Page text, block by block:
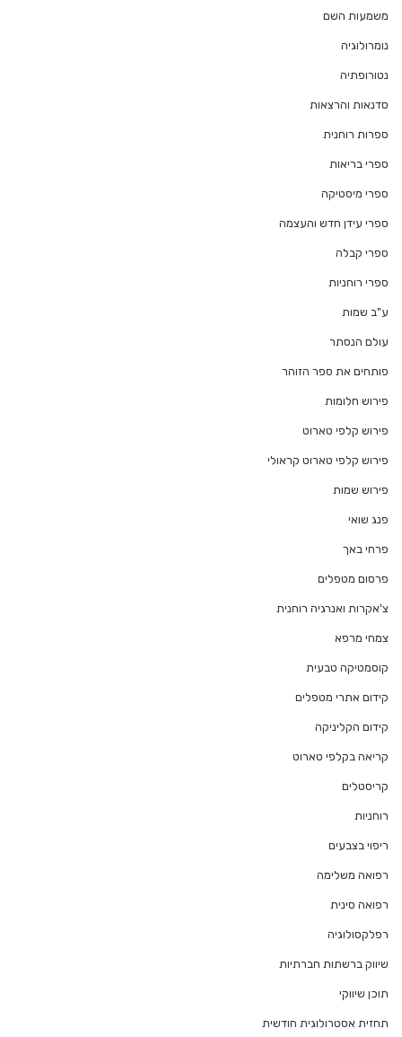
משמעות השם
נומרולוגיה
נטורופתיה
סדנאות והרצאות
ספרות רוחנית
ספרי בריאות
ספרי מיסטיקה
ספרי עידן חדש והעצמה
ספרי קבלה
ספרי רוחניות
ע"ב שמות
עולם הנסתר
פותחים את ספר הזוהר
פירוש חלומות
פירוש קלפי טארוט
פירוש קלפי טארוט קראולי
פירוש שמות
פנג שואי
פרחי באך
פרסום מטפלים
צ'אקרות ואנרגיה רוחנית
צמחי מרפא
קוסמטיקה טבעית
קידום אתרי מטפלים
קידום הקליניקה
קריאה בקלפי טארוט
קריסטלים
רוחניות
ריפוי בצבעים
רפואה משלימה
רפואה סינית
רפלקסולוגיה
שיווק ברשתות חברתיות
תוכן שיווקי
תחזית אסטרולוגית חודשית